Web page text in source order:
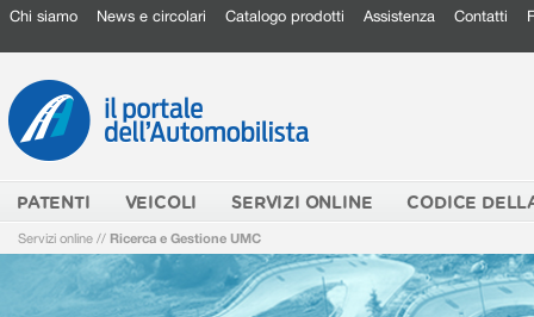
Chi siamo News e circolari Catalogo prodotti Assistenza Contatti
PATENTI VEICOLI SERVIZI ONLINE CODICE
Servizi online // Ricerca e Gestione UMC